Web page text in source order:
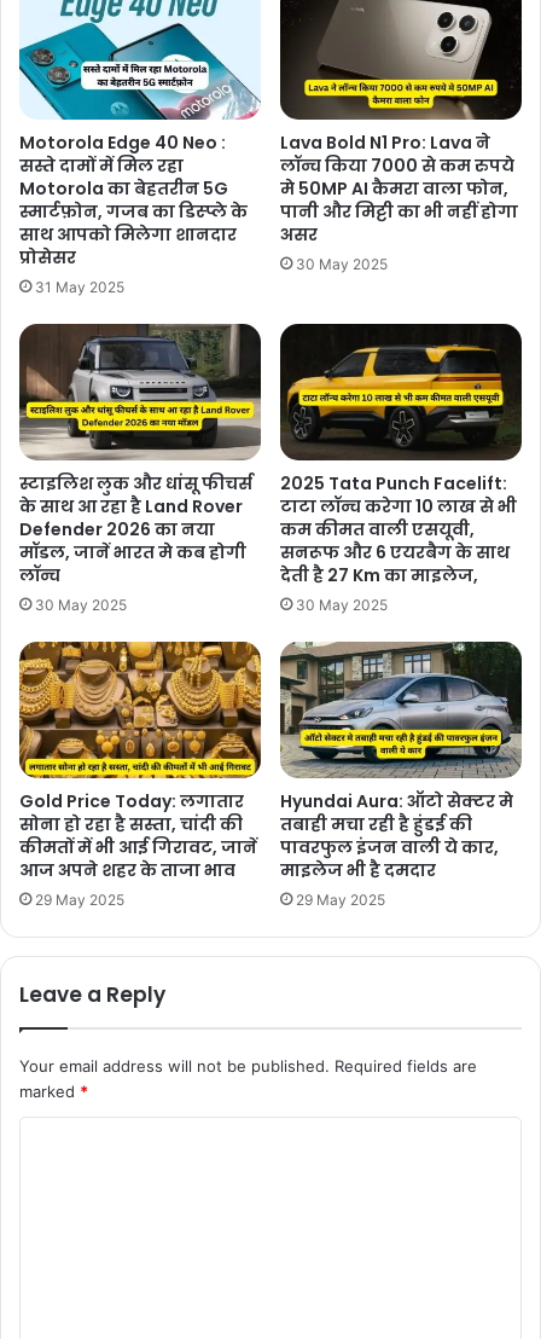
Motorola Edge 40 Neo :
सस्ते दामों में मिल रहा
Motorola का बेहतरीन 5G
स्मार्टफ़ोन, गजब का डिस्प्ले के
साथ आपको मिलेगा शानदार
प्रोसेसर
31 May 2025
Lava Bold N1 Pro: Lava ने
लॉन्च किया 7000 से कम रुपये
मे 50MP AI कैमरा वाला फोन,
पानी और मिट्टी का भी नहीं होगा
असर
30 May 2025
स्टाइलिश लुक और धांसू फीचर्स
के साथ आ रहा है Land Rover
Defender 2026 का नया
मॉडल, जानें भारत मे कब होगी
लॉन्च
30 May 2025
2025 Tata Punch Facelift:
टाटा लॉन्च करेगा 10 लाख से भी
कम कीमत वाली एसयूवी,
सनरूफ और 6 एयरबैग के साथ
देती है 27 Km का माइलेज,
30 May 2025
Gold Price Today: लगातार
सोना हो रहा है सस्ता, चांदी की
कीमतों में भी आई गिरावट, जानें
आज अपने शहर के ताजा भाव
29 May 2025
Hyundai Aura: ऑटो सेक्टर मे
तबाही मचा रही है हुंडई की
पावरफुल इंजन वाली ये कार,
माइलेज भी है दमदार
29 May 2025
Leave a Reply
Your email address will not be published. Required fields are
marked *